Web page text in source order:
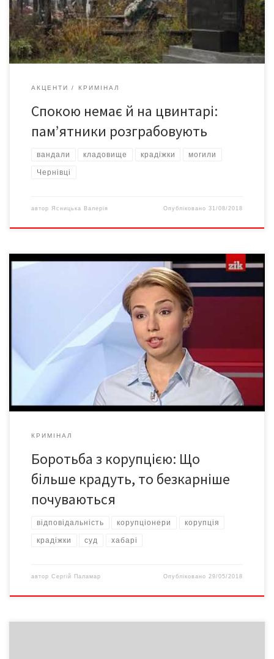
зруйнована й частково розграбована. Не вистачало гранітних
плит по периметру пам’ятника, а надгробні плити […]
АКЦЕНТИ КРИМІНАЛ
Спокою немає й на цвинтарі:
пам’ятники розграбовують
вандали кладовище крадіжки могили
Чернівці
автор Ясницька Валерія Опубліковано31/08/2018
За минулий рік єдині топ-корупціонери, кого вдалося
притягнути до відповідальності, це два голови районних
державних адміністрацій, вироки щодо яких наразі ще й
оскаржуються. Про це розповіла експерт Центру протидії
корупції Анастасія Красносільська в ефірі програми «Перші
про головне. Коментарі» на телеканалі ZIK. «Насправді немає
ні більш серйозного прояву корупції, ні менш серйозного. […]
КРИМІНАЛ
Боротьба з корупцією: Що
більше крадуть, то безкарніше
почуваються
відповідальність корупціонери корупція
крадіжки суд хабарі
автор Сергій Паламар Опубліковано29/05/2018